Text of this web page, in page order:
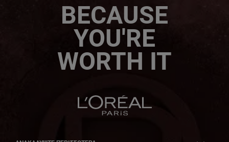
BECAUSE
YOU'RE
WORTH IT